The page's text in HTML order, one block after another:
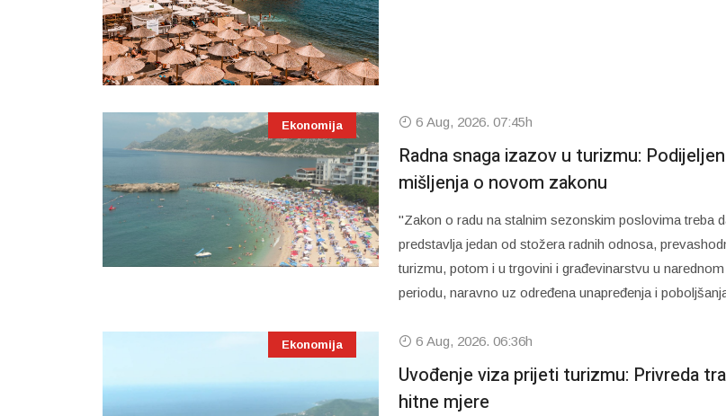
Ekonomija 6 Aug, 2026. 07:45h
Radna snaga izazov u turizmu:
mišljenja o novom zakonu
"Zakon o radu na stalnim sezonskim poslovima treba
predstavlja jedan od stožera radnih odnosa,
turizmu, potom i u trgovini i građevinarstvu u narednom
periodu, naravno uz određena unapređenja i
Ekonomija 6 Aug, 2026. 06:36h
Uvođenje viza prijeti turizmu: Privreda
hitne mjere